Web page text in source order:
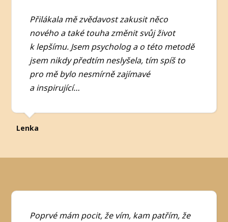
Přilákala mě zvědavost zakusit něco
nového a také touha změnit svůj život
k lepšímu. Jsem psycholog a o této metodě
jsem nikdy předtím neslyšela, tím spíš to
pro mě bylo nesmírně zajímavé
a inspirující…
Lenka
Poprvé mám pocit, že vím, kam patřím, že